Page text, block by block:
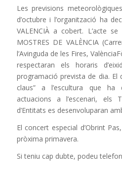
Les previsions
d’octubre i l’organització ha
VALENCIÀ a cobert. L’acte
MOSTRES DE VALÈNCIA
l’Avinguda de les Fires,
respectaran els horaris
programació prevista de dia. El
claus” a l’escultura que
actuacions a l’escenari, els
d’Entitats es desenvoluparan
El concert especial d’Obrint
pròxima primavera.
Si teniu cap dubte, podeu